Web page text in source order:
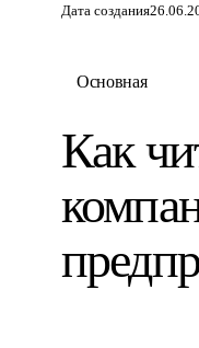
Дата создания
Основная
Как